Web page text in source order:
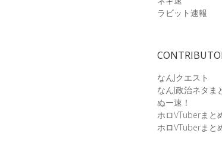
ラビット速報
なんJクエスト
なんJ政治ネタま
ぬー速！
ホロVTuberまと
ホロVTuberまと